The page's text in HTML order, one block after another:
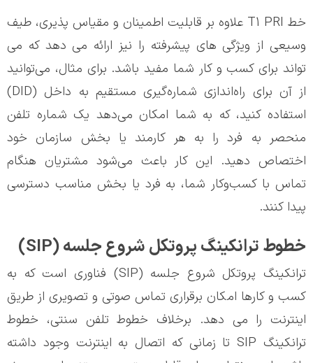
خط T1 PRI علاوه بر قابلیت اطمینان و مقیاس پذیری، طیف
وسیعی از ویژگی های پیشرفته را نیز ارائه می دهد که می
تواند برای کسب و کار شما مفید باشد. برای مثال، می‌توانید
از آن برای راه‌اندازی شماره‌گیری مستقیم به داخل (DID)
استفاده کنید، که به شما امکان می‌دهد یک شماره تلفن
منحصر به فرد را به هر کارمند یا بخش سازمان خود
اختصاص دهید. این کار باعث می‌شود مشتریان هنگام
تماس با کسب‌وکار شما، به فرد یا بخش مناسب دسترسی
پیدا کنند.
خطوط ترانکینگ پروتکل شروع جلسه (SIP)
ترانکینگ پروتکل شروع جلسه (SIP) فناوری است که به
کسب و کارها امکان برقراری تماس صوتی و تصویری از طریق
اینترنت را می دهد. برخلاف خطوط تلفن سنتی، خطوط
ترانکینگ SIP تا زمانی که اتصال به اینترنت وجود داشته